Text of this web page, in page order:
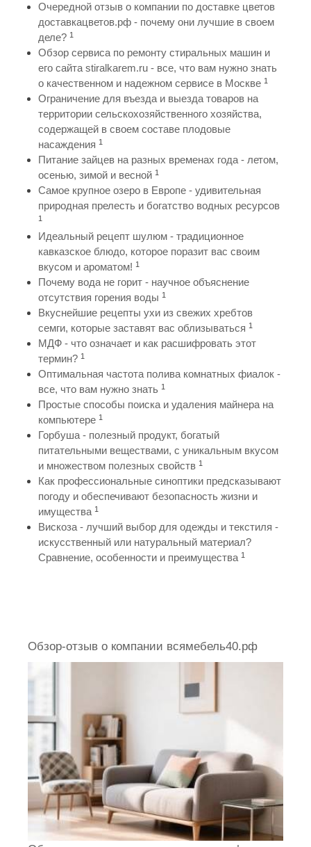
Очередной отзыв о компании по доставке цветов
доставкацветов.рф - почему они лучшие в своем
деле? 1
Обзор сервиса по ремонту стиральных машин и
его сайта stiralkarem.ru - все, что вам нужно знать
о качественном и надежном сервисе в Москве 1
Ограничение для въезда и выезда товаров на
территории сельскохозяйственного хозяйства,
содержащей в своем составе плодовые
насаждения 1
Питание зайцев на разных временах года - летом,
осенью, зимой и весной 1
Самое крупное озеро в Европе - удивительная
природная прелесть и богатство водных ресурсов
1
Идеальный рецепт шулюм - традиционное
кавказское блюдо, которое поразит вас своим
вкусом и ароматом! 1
Почему вода не горит - научное объяснение
отсутствия горения воды 1
Вкуснейшие рецепты ухи из свежих хребтов
семги, которые заставят вас облизываться 1
МДФ - что означает и как расшифровать этот
термин? 1
Оптимальная частота полива комнатных фиалок -
все, что вам нужно знать 1
Простые способы поиска и удаления майнера на
компьютере 1
Горбуша - полезный продукт, богатый
питательными веществами, с уникальным вкусом
и множеством полезных свойств 1
Как профессиональные синоптики предсказывают
погоду и обеспечивают безопасность жизни и
имущества 1
Вискоза - лучший выбор для одежды и текстиля -
искусственный или натуральный материал?
Сравнение, особенности и преимущества 1
Обзор-отзыв о компании всямебель40.рф